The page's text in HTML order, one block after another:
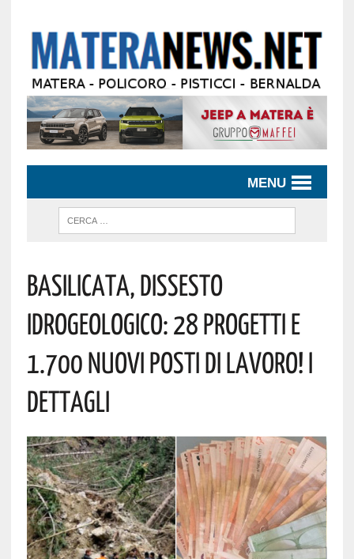
MENU
Basilicata, Dissesto
Idrogeologico: 28 Progetti E
1.700 Nuovi Posti Di Lavoro! I
Dettagli